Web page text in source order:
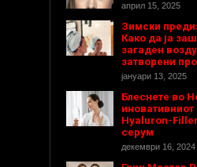
април 15, 2025
Зимски
Како да ја
загаден
затворени
јануари 13, 2025
Блеснете во
иновативниот
Hyaluron-
серум
декември 16, 2024